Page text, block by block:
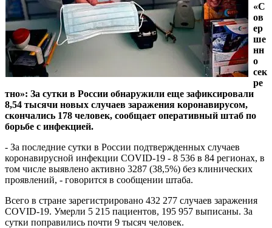
«С
ов
ер
ше
нн
о
сек
ре
тно»: За сутки в России обнаружили еще зафиксировали
8,54 тысячи новых случаев заражения коронавирусом,
скончались 178 человек, сообщает оперативный штаб по
борьбе с инфекцией.
- За последние сутки в России подтвержденных случаев
коронавирусной инфекции COVID-19 - 8 536 в 84 регионах, в
том числе выявлено активно 3287 (38,5%) без клинических
проявлений, - говорится в сообщении штаба.
Всего в стране зарегистрировано 432 277 случаев заражения
COVID-19. Умерли 5 215 пациентов, 195 957 выписаны. За
сутки поправились почти 9 тысяч человек.